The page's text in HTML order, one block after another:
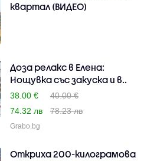
квартал (ВИДЕО)
Доза релакс в Елена:
Нощувка със закуска и в..
38.00 €
40.00 €
74.32 лв
78.23 лв
Grabo.bg
Откриха 200-килограмова